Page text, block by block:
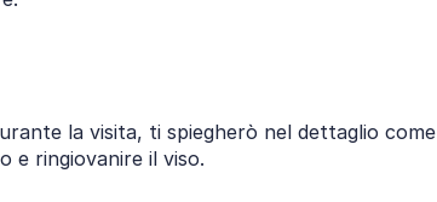
la visita, ti spiegherò nel dettaglio come
e ringiovanire il viso.